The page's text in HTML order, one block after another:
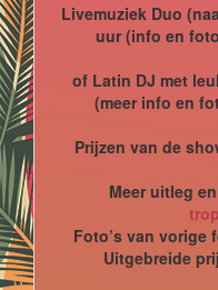
Livemuziek Duo
uur (info en
of Latin DJ met
(meer info en
Prijzen van de
Meer uitleg
Foto’s van vorige
Uitgebreide